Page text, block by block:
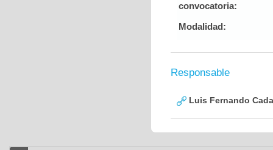
convocatoria:
Modalidad:
Responsable
Luis Fernando